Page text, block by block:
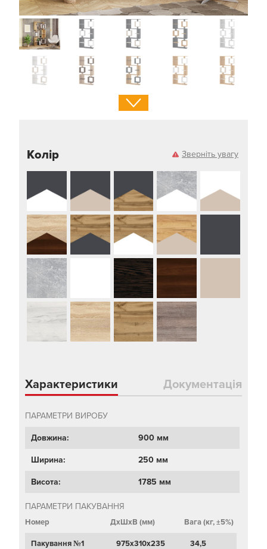
Зверніть увагу
Колір
Характеристики Документація
ПАРАМЕТРИ ВИРОБУ
Довжина: 900 мм
Ширина: 250 мм
Висота: 1785 мм
ПАРАМЕТРИ ПАКУВАННЯ
Номер ДхШхВ (мм) Вага (кг, ±5%)
Пакування №1 975х310х235 34,5